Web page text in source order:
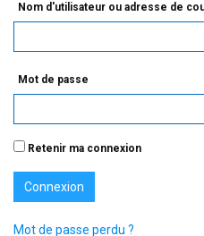
Nom d'utilisateur ou adresse de
Mot de passe
Retenir ma connexion
Mot de passe perdu ?